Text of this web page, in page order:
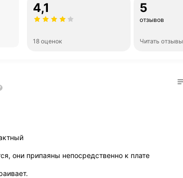
4,1
18 оценок
5
отзывов
Читать отзывы
они припаяны непосредственно к плате